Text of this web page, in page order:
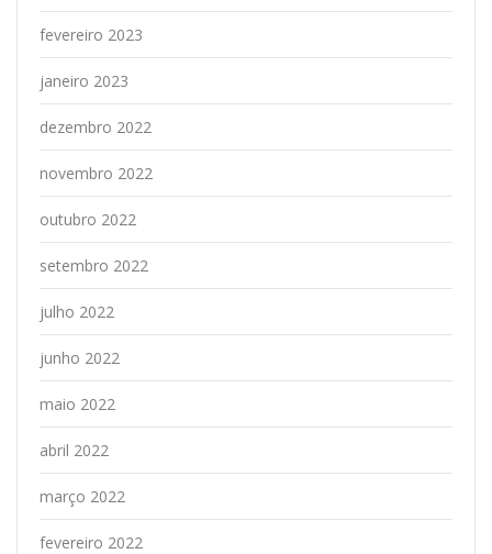
fevereiro 2023
janeiro 2023
dezembro 2022
novembro 2022
outubro 2022
setembro 2022
julho 2022
junho 2022
maio 2022
abril 2022
março 2022
fevereiro 2022